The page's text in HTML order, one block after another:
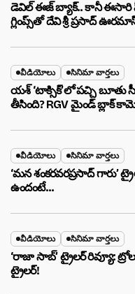
డెవిల్ ఈజ్ బ్యాక్.. కానీ ఈసారి
గ్లింప్స్‌తో దేవి శ్రీ ప్రసాద్
వీడియోలు సినిమా వార్తలు
యశ్ ‘టాక్సిక్’లో పచ్చి బూతు
తీసింది? RGV మైండ్ బ్లాక్
వీడియోలు సినిమా వార్తలు
‘మన శంకరవరప్రసాద్ గారు’
ఉందంటే…
వీడియోలు సినిమా వార్తలు
‘రాజా సాబ్’ ట్రైలర్ రివ్యూ:
ట్రైలర్!